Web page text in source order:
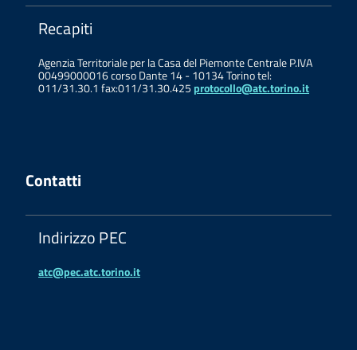
Recapiti
Agenzia Territoriale per la Casa del Piemonte Centrale P.IVA
00499000016 corso Dante 14 - 10134 Torino tel:
011/31.30.1 fax:011/31.30.425 protocollo@atc.torino.it
Contatti
Indirizzo PEC
atc@pec.atc.torino.it